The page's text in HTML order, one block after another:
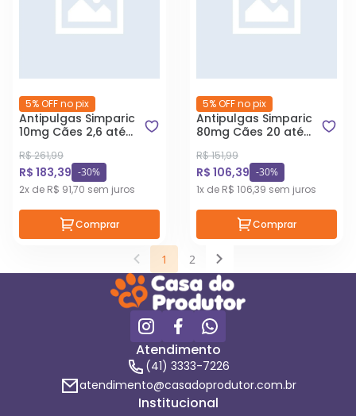
5% OFF no pix
Antipulgas Simparic
10mg Cães 2,6 até
R$ 261,99
R$ 183,39 -30%
2x de R$ 91,70 sem juros
Comprar
5% OFF no pix
Antipulgas Simparic
80mg Cães 20 até
R$ 151,99
R$ 106,39 -30%
1x de R$ 106,39 sem juros
Comprar
1 2
Atendimento
(41) 3333-7226
atendimento@casadoprodutor.com.br
Institucional